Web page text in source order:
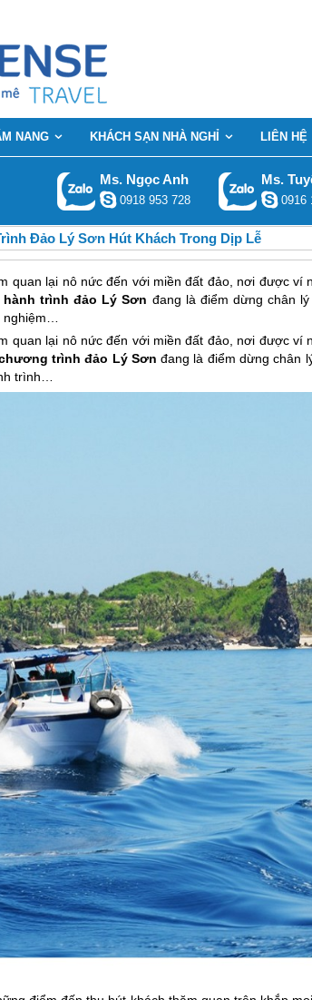
NANG KHÁCH SẠN NHÀ NGHỈ LIÊN HỆ
Ms. Ngọc Anh
0918 953 728
Ms.
0916
Đảo Lý Sơn Hút Khách Trong Dịp Lễ
quan lại nô nức đến với miền đất đảo, nơi được ví
hành trình đảo Lý Sơn đang là điểm dừng chân
nghiệm…
quan lại nô nức đến với miền đất đảo, nơi được ví
trìnhđảo Lý Sơn đang là điểm dừng chân
trình…